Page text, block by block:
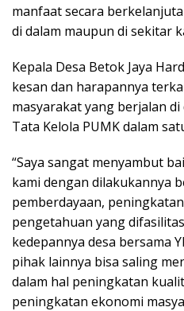
manfaat secara
di dalam maupun di sekitar
Kepala Desa Betok Jaya
kesan dan harapannya
masyarakat yang berjalan
Tata Kelola PUMK dalam
“Saya sangat menyambut
kami dengan dilakukannya
pemberdayaan,
pengetahuan yang
kedepannya desa bersama
pihak lainnya bisa saling
dalam hal peningkatan
peningkatan ekonomi